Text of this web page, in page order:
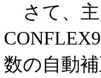
さて、主
数の自動